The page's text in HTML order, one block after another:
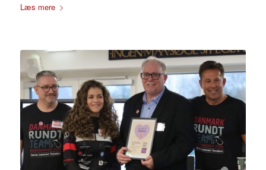
Læs mere